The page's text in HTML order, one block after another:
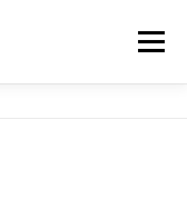
Meny